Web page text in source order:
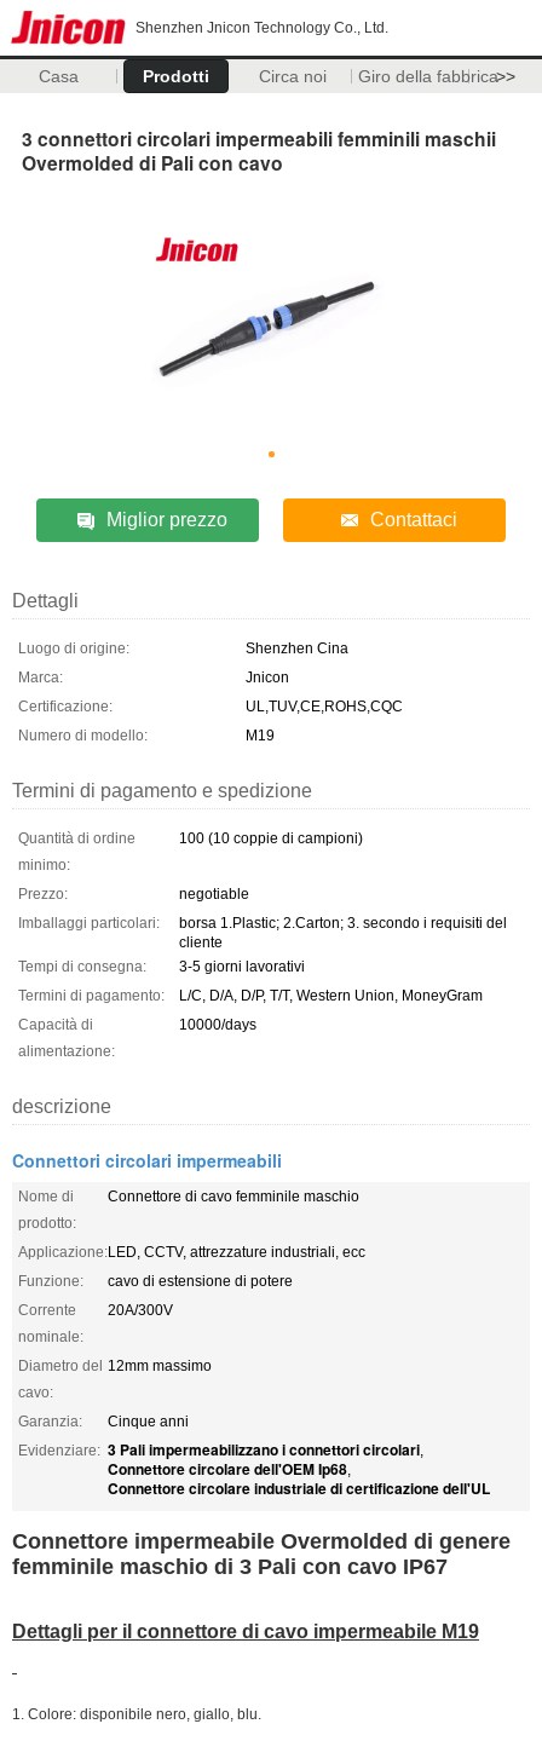
Shenzhen Jnicon Technology Co., Ltd.
Casa Prodotti Circa noi Giro della fabbrica>>
3 connettori circolari impermeabili femminili maschii
Overmolded di Pali con cavo
Miglior prezzo Contattaci
Dettagli
Luogo di origine:
Shenzhen Cina
Marca:
Jnicon
Certificazione:
UL,TUV,CE,ROHS,CQC
Numero di modello:
M19
Termini di pagamento e spedizione
Quantità di ordine
minimo:
100 (10 coppie di campioni)
Prezzo:
negotiable
Imballaggi particolari:
borsa 1.Plastic; 2.Carton; 3. secondo i requisiti del
cliente
Tempi di consegna:
3-5 giorni lavorativi
Termini di pagamento:
L/C, D/A, D/P, T/T, Western Union, MoneyGram
Capacità di
alimentazione:
10000/days
descrizione
Connettori circolari impermeabili
Nome di
prodotto:
Connettore di cavo femminile maschio
Applicazione:LED, CCTV, attrezzature industriali, ecc
Funzione:
cavo di estensione di potere
Corrente
nominale:
20A/300V
Diametro del
cavo:
12mm massimo
Garanzia:
Cinque anni
Evidenziare: 3 Pali impermeabilizzano i connettori circolari,
Connettore circolare dell'OEM Ip68,
Connettore circolare industriale di certificazione dell'UL
Connettore impermeabile Overmolded di genere
femminile maschio di 3 Pali con cavo IP67
Dettagli per il connettore di cavo impermeabile M19
1. Colore: disponibile nero, giallo, blu.